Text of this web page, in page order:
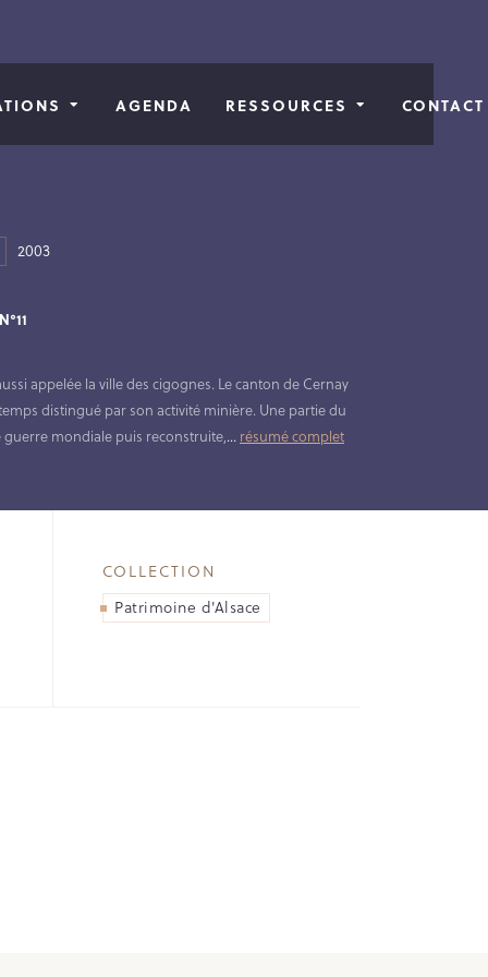
AGENDA RESSOURCES CONTACT
2003
N°11
appelée la ville des cigognes. Le canton de Cernay
distingué par son activité minière. Une partie du
mondiale puis reconstruite,... résumé complet
COLLECTION
Patrimoine d'Alsace